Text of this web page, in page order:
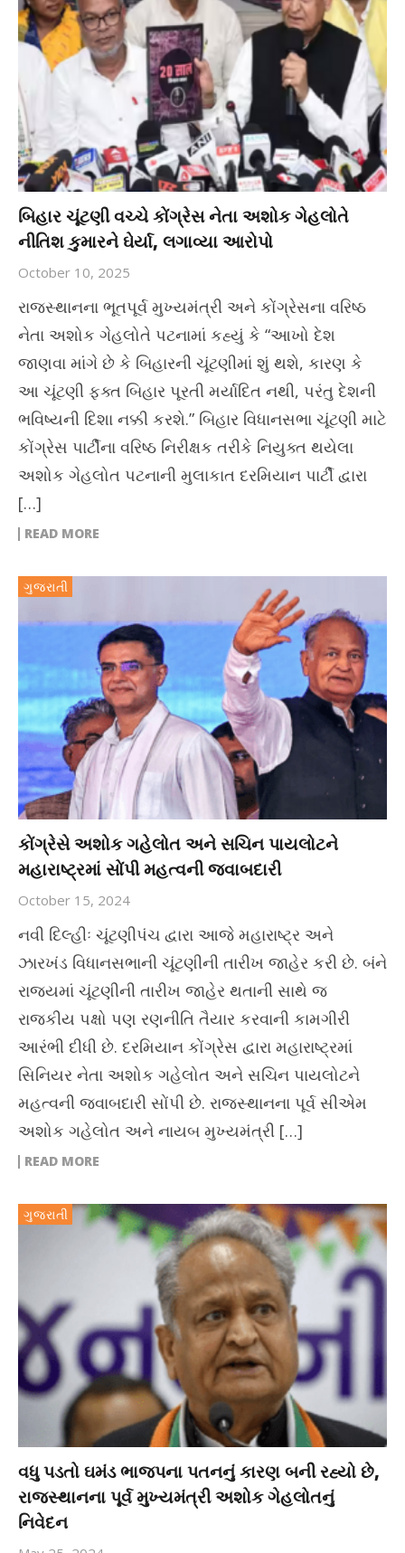
બિહાર ચૂંટણી વચ્ચે કોંગ્રેસ નેતા અશોક ગેહલોતે
નીતિશ કુમારને ઘેર્યા, લગાવ્યા આરોપો
October 10, 2025
રાજસ્થાનના ભૂતપૂર્વ મુખ્યમંત્રી અને કોંગ્રેસના વરિષ્ઠ
નેતા અશોક ગેહલોતે પટનામાં કહ્યું કે “આખો દેશ
જાણવા માંગે છે કે બિહારની ચૂંટણીમાં શું થશે, કારણ કે
આ ચૂંટણી ફક્ત બિહાર પૂરતી મર્યાદિત નથી, પરંતુ દેશની
ભવિષ્યની દિશા નક્કી કરશે.” બિહાર વિધાનસભા ચૂંટણી માટે
કોંગ્રેસ પાર્ટીના વરિષ્ઠ નિરીક્ષક તરીકે નિયુક્ત થયેલા
અશોક ગેહલોત પટનાની મુલાકાત દરમિયાન પાર્ટી દ્વારા
[…]
READ MORE
ગુજરાતી
કોંગ્રેસે અશોક ગહેલોત અને સચિન પાયલોટને
મહારાષ્ટ્રમાં સોંપી મહત્વની જવાબદારી
October 15, 2024
નવી દિલ્હીઃ ચૂંટણીપંચ દ્વારા આજે મહારાષ્ટ્ર અને
ઝારખંડ વિધાનસભાની ચૂંટણીની તારીખ જાહેર કરી છે. બંને
રાજ્યમાં ચૂંટણીની તારીખ જાહેર થતાની સાથે જ
રાજકીય પક્ષો પણ રણનીતિ તૈયાર કરવાની કામગીરી
આરંભી દીધી છે. દરમિયાન કોંગ્રેસ દ્વારા મહારાષ્ટ્રમાં
સિનિયર નેતા અશોક ગહેલોત અને સચિન પાયલોટને
મહત્વની જવાબદારી સોંપી છે. રાજસ્થાનના પૂર્વ સીએમ
અશોક ગહેલોત અને નાયબ મુખ્યમંત્રી […]
READ MORE
ગુજરાતી
વધુ પડતો ઘમંડ ભાજપના પતનનું કારણ બની રહ્યો છે,
રાજસ્થાનના પૂર્વ મુખ્યમંત્રી અશોક ગેહલોતનું
નિવેદન